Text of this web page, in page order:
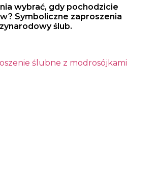
wybrać, gdy pochodzicie
Symboliczne zaproszenia
ślub.